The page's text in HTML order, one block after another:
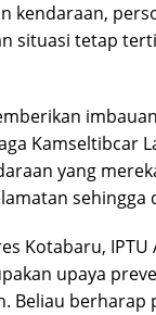
kendaraan,
situasi tetap
Kamseltibcar
yang
Kotabaru, IPTU
upaya
Beliau